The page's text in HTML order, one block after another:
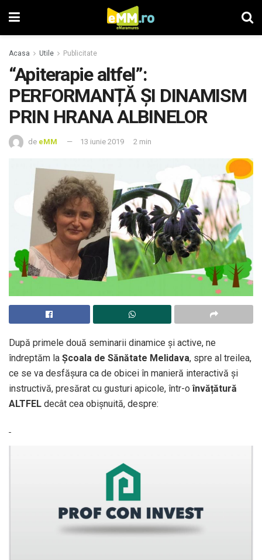
Acasa Utile Publicitate
“Apiterapie altfel”:
PERFORMANȚĂ ȘI DINAMISM
PRIN HRANA ALBINELOR
de eMM 13 iunie 2019 2 min
După primele două seminarii dinamice și active, ne
îndreptăm la Școala de Sănătate Melidava, spre al treilea,
ce se va desfășura ca de obicei în manieră interactivă și
instructivă, presărat cu gusturi apicole, într-oînvățătură
ALTFEL decât cea obișnuită, despre: